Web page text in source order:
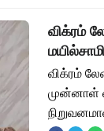
விக்ரம்
விக்ரம்
முன்னாள்